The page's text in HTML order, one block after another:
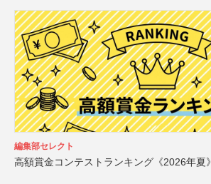
編集部セレクト
高額賞金コンテストランキング《2026年夏》